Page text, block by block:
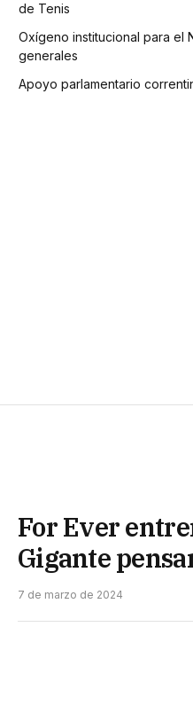
de Tenis
Oxígeno institucional para el
generales
Apoyo parlamentario
For Ever
Gigante
7 de marzo de 2024